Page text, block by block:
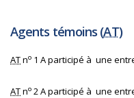
Agents témoins (AT)
ATno 1 A participé à une
ATno 2 A participé à une